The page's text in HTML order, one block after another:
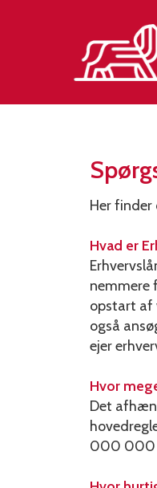
Her finder
Hvad er
nemmere
opstart af
også
ejer
Hvor
Det
000 000